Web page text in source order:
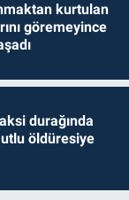
kurtulan
göremeyince
durağında
öldüresiye